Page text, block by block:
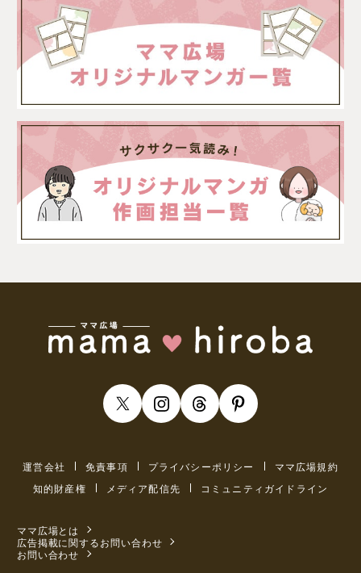
運営会社 免責事項 プライバシーポリシー
ママ広場規約
知的財産権
メディア配信先 コミュニティガイドライン
ママ広場とは
広告掲載に関するお問い合わせ
お問い合わせ